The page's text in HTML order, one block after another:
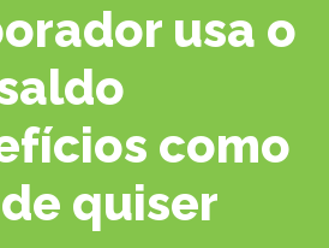
usa o
como
quiser